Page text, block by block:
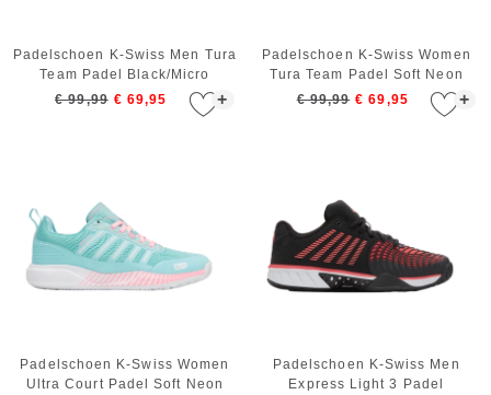
+
Padelschoen K-Swiss Men Tura
Team Padel Black/Micro
Chip/Neon Lava
€ 99,99 € 69,95 +
Padelschoen K-Swiss Women
Tura Team Padel Soft Neon
Blue/White/Blue Glow
€ 99,99 € 69,95
Padelschoen K-Swiss Women
Ultra Court Padel Soft Neon
Padelschoen K-Swiss Men
Express Light 3 Padel